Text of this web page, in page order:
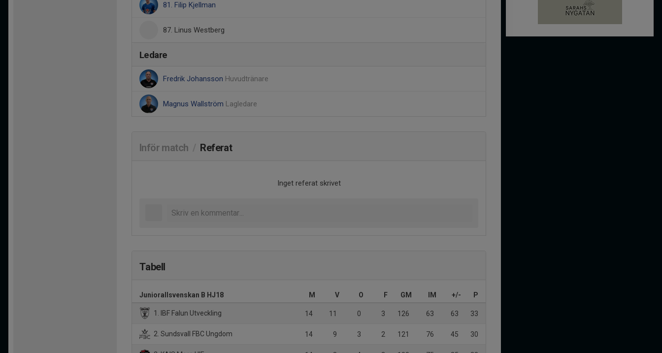
81. Filip Kjellman
87. Linus Westberg
Ledare
Fredrik Johansson Huvudtränare
Magnus Wallström Lagledare
Inför match Referat
Inget referat skrivet
Tabell
Juniorallsvenskan B HJ18 M V O F GM IM +/- P
1. IBF Falun Utveckling 14 11 0 3 126 63 63 33
2. Sundsvall FBC Ungdom 14 9 3 2 121 76 45 30